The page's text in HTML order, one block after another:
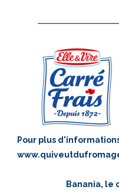
Pour plus
Banania, le